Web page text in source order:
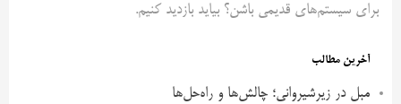
برای سیستم‌های قدیمی باشن؟ بیاید بازدید کنیم.
آخرین مطالب
مبل در زیرشیروانی؛ چالش‌ها و راه‌حل‌ها